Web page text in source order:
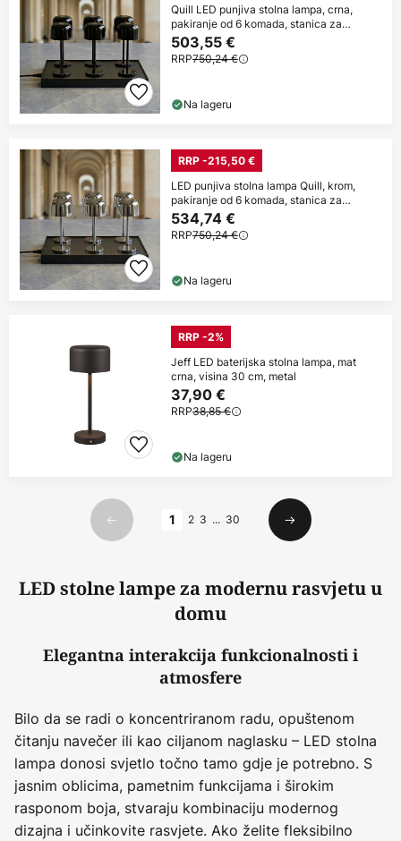
Quill LED punjiva stolna lampa, crna,
pakiranje od 6 komada, stanica za
punjenje
503,55 €
RRP750,24 €
Na lageru
RRP -215,50 €
LED punjiva stolna lampa Quill, krom,
pakiranje od 6 komada, stanica za
punjenje
534,74 €
RRP750,24 €
Na lageru
RRP -2%
Jeff LED baterijska stolna lampa, mat
crna, visina 30 cm, metal
37,90 €
RRP38,85 €
Na lageru
Prethodno
1 2 3 ... 30
Sljedeći
LED stolne lampe za modernu rasvjetu u
domu
Elegantna interakcija funkcionalnosti i
atmosfere
Bilo da se radi o koncentriranom radu, opuštenom
čitanju navečer ili kao ciljanom naglasku – LED stolna
lampa donosi svjetlo točno tamo gdje je potrebno. S
jasnim oblicima, pametnim funkcijama i širokim
rasponom boja, stvaraju kombinaciju modernog
dizajna i učinkovite rasvjete. Ako želite fleksibilno